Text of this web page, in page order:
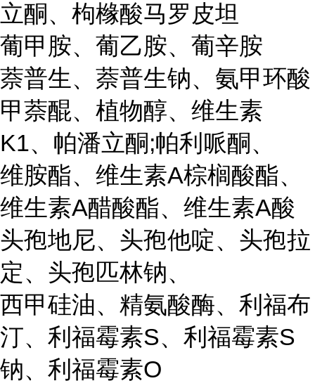
立酮、枸橼酸马罗皮坦
葡甲胺、葡乙胺、葡辛胺
萘普生、萘普生钠、氨甲环酸
甲萘醌、植物醇、维生素
K1、帕潘立酮;帕利哌酮、
维胺酯、维生素A棕榈酸酯、
维生素A醋酸酯、维生素A酸
头孢地尼、头孢他啶、头孢拉
定、头孢匹林钠、
西甲硅油、精氨酸酶、利福布
汀、利福霉素S、利福霉素S
钠、利福霉素O